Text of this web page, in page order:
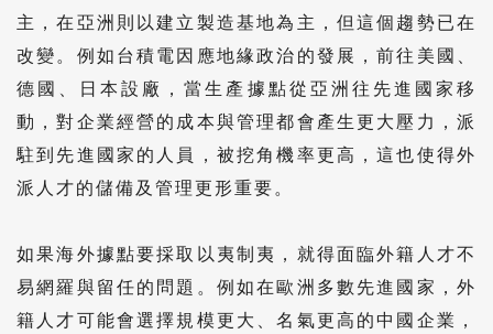
主，在亞洲則以建立製造基地為主，但這個趨勢已在
改變。例如台積電因應地緣政治的發展，前往美國、
德國、日本設廠，當生產據點從亞洲往先進國家移
動，對企業經營的成本與管理都會產生更大壓力，派
駐到先進國家的人員，被挖角機率更高，這也使得外
派人才的儲備及管理更形重要。
如果海外據點要採取以夷制夷，就得面臨外籍人才不
易網羅與留任的問題。例如在歐洲多數先進國家，外
籍人才可能會選擇規模更大、名氣更高的中國企業，